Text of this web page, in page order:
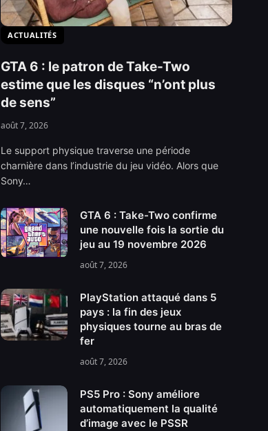
ACTUALITÉS
GTA 6 : le patron de Take-Two
estime que les disques “n’ont plus
de sens”
août 7, 2026
Le support physique traverse une période
charnière dans l’industrie du jeu vidéo. Alors que
Sony…
GTA 6 : Take-Two confirme
une nouvelle fois la sortie du
jeu au 19 novembre 2026
août 7, 2026
PlayStation attaqué dans 5
pays : la fin des jeux
physiques tourne au bras de
fer
août 7, 2026
PS5 Pro : Sony améliore
automatiquement la qualité
d’image avec le PSSR